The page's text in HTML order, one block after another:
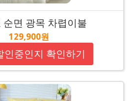
순면 광목 차렵이불
129,900원
인중인지 확인하기